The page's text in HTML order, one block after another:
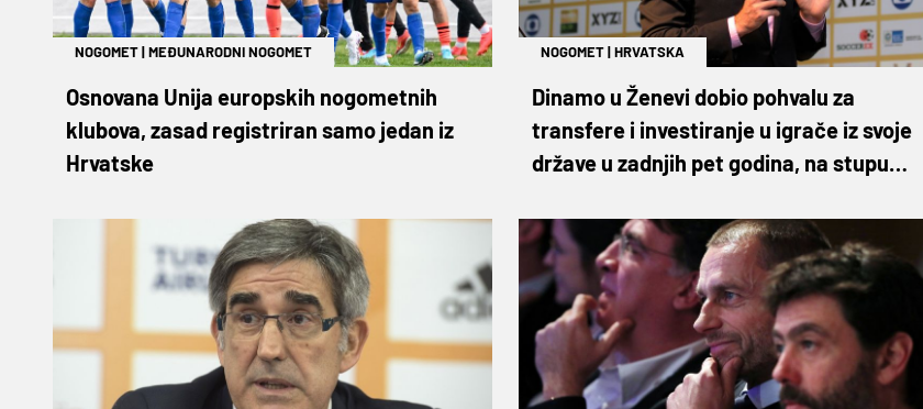
NOGOMET|MEĐUNARODNI NOGOMET
Osnovana Unija europskih nogometnih
klubova, zasad registriran samo jedan iz
Hrvatske
NOGOMET|HRVATSKA
Dinamo u Ženevi dobio pohvalu za
transfere i investiranje u igrače iz svoje
države u zadnjih pet godina, na stupu